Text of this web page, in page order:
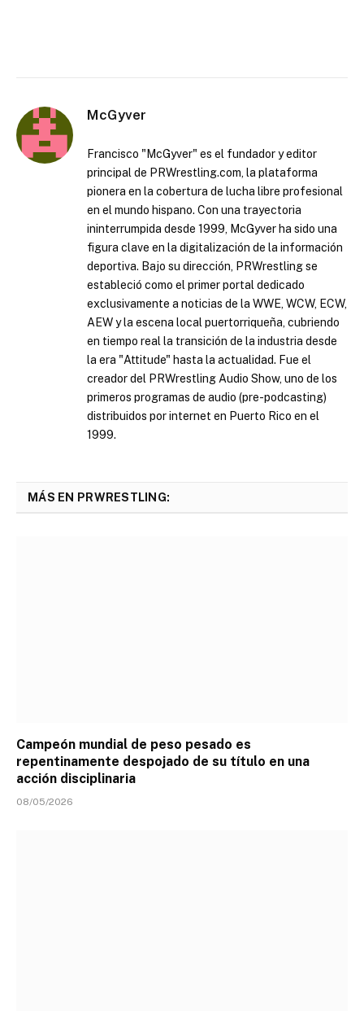
McGyver
Francisco "McGyver" es el fundador y editor
principal de PRWrestling.com, la plataforma
pionera en la cobertura de lucha libre profesional
en el mundo hispano. Con una trayectoria
ininterrumpida desde 1999, McGyver ha sido una
figura clave en la digitalización de la información
deportiva. Bajo su dirección, PRWrestling se
estableció como el primer portal dedicado
exclusivamente a noticias de la WWE, WCW, ECW,
AEW y la escena local puertorriqueña, cubriendo
en tiempo real la transición de la industria desde
la era "Attitude" hasta la actualidad. Fue el
creador del PRWrestling Audio Show, uno de los
primeros programas de audio (pre-podcasting)
distribuidos por internet en Puerto Rico en el
1999.
MÁS EN PRWRESTLING:
Campeón mundial de peso pesado es
repentinamente despojado de su título en una
acción disciplinaria
08/05/2026